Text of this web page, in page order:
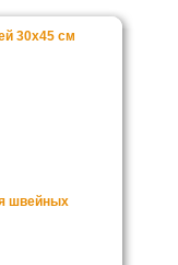
30x45 см
швейных